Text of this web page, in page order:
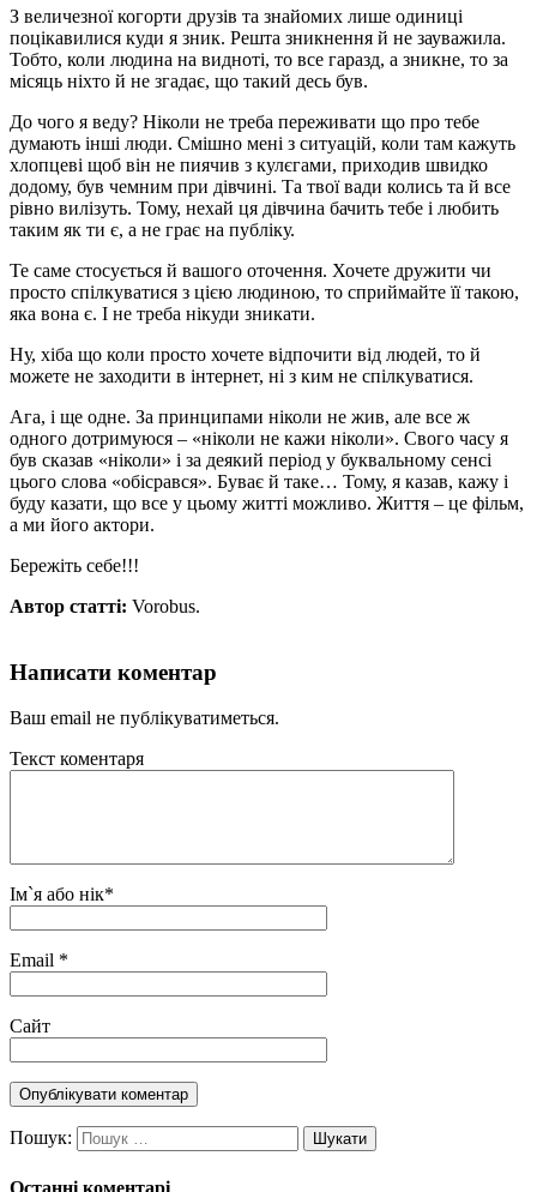
З величезної когорти друзів та знайомих лише одиниці
поцікавилися куди я зник. Решта зникнення й не зауважила.
Тобто, коли людина на видноті, то все гаразд, а зникне, то за
місяць ніхто й не згадає, що такий десь був.
До чого я веду? Ніколи не треба переживати що про тебе
думають інші люди. Смішно мені з ситуацій, коли там кажуть
хлопцеві щоб він не пиячив з кулєгами, приходив швидко
додому, був чемним при дівчині. Та твої вади колись та й все
рівно вилізуть. Тому, нехай ця дівчина бачить тебе і любить
таким як ти є, а не грає на публіку.
Те саме стосується й вашого оточення. Хочете дружити чи
просто спілкуватися з цією людиною, то сприймайте її такою,
яка вона є. І не треба нікуди зникати.
Ну, хіба що коли просто хочете відпочити від людей, то й
можете не заходити в інтернет, ні з ким не спілкуватися.
Ага, і ще одне. За принципами ніколи не жив, але все ж
одного дотримуюся – «ніколи не кажи ніколи». Свого часу я
був сказав «ніколи» і за деякий період у буквальному сенсі
цього слова «обісрався». Буває й таке… Тому, я казав, кажу і
буду казати, що все у цьому житті можливо. Життя – це фільм,
а ми його актори.
Бережіть себе!!!
Автор статті: Vorobus.
Написати коментар
Ваш email не публікуватиметься.
Текст коментаря
Ім`я або нік*
Email *
Сайт
Пошук:
Останні коментарі